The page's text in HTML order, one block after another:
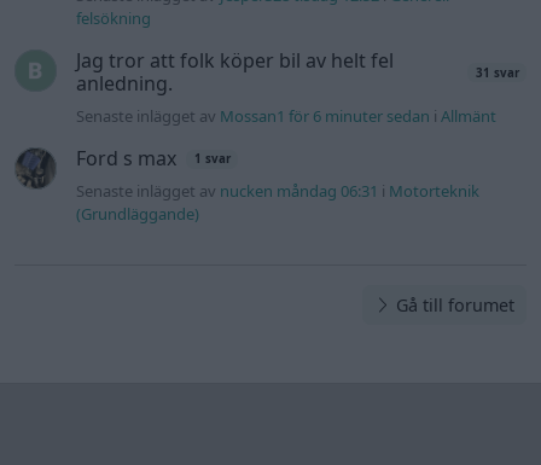
felsökning
Jag tror att folk köper bil av helt fel
anledning.
31 svar
Senaste inlägget av Mossan1 för 6 minuter sedan iAllmänt
Ford s max 1 svar
Senaste inlägget av nucken måndag 06:31 i Motorteknik
(Grundläggande)
Gå till forumet